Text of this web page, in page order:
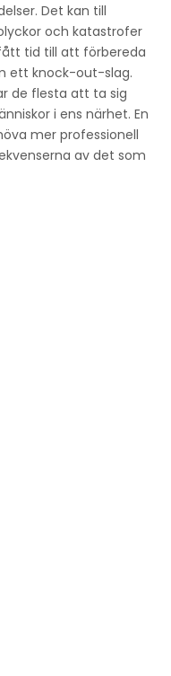
Det kan till
och katastrofer
tid till att förbereda
ett knock-out-slag.
de flesta att ta sig
i ens närhet. En
mer professionell
av det som